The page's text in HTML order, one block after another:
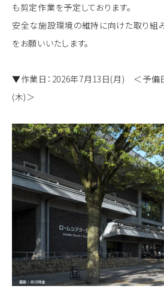
も剪定作業を予定しております。
安全な施設環境の維持に向けた取り組
をお願いいたします。
▼作業日：2026年7月13日(月) ＜予備
(木)＞